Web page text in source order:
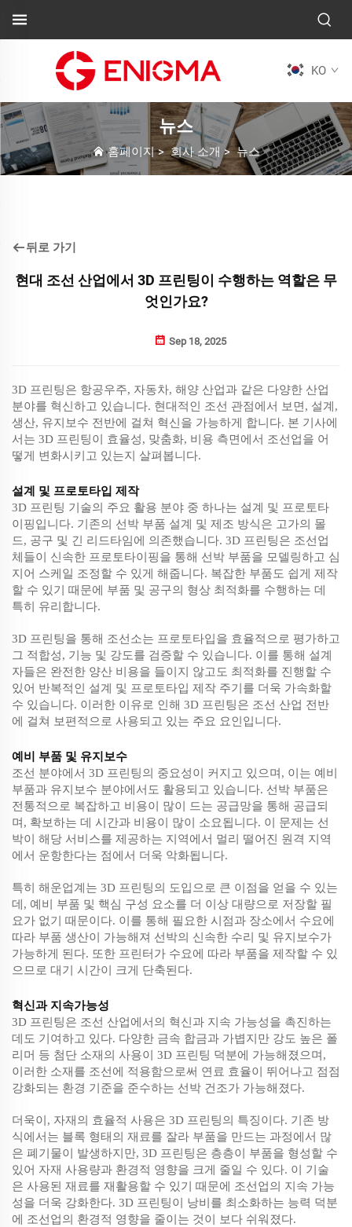
KO
뉴스
홈페이지>회사 소개 >뉴스
뒤로 가기
현대 조선 산업에서 3D 프린팅이 수행하는 역할은 무
엇인가요?
Sep 18, 2025
3D 프린팅은 항공우주, 자동차, 해양 산업과 같은 다양한 산업
분야를 혁신하고 있습니다. 현대적인 조선 관점에서 보면, 설계,
생산, 유지보수 전반에 걸쳐 혁신을 가능하게 합니다. 본 기사에
서는 3D 프린팅이 효율성, 맞춤화, 비용 측면에서 조선업을 어
떻게 변화시키고 있는지 살펴봅니다.
설계 및 프로토타입 제작
3D 프린팅 기술의 주요 활용 분야 중 하나는 설계 및 프로토타
이핑입니다. 기존의 선박 부품 설계 및 제조 방식은 고가의 몰
드, 공구 및 긴 리드타임에 의존했습니다. 3D 프린팅은 조선업
체들이 신속한 프로토타이핑을 통해 선박 부품을 모델링하고 심
지어 스케일 조정할 수 있게 해줍니다. 복잡한 부품도 쉽게 제작
할 수 있기 때문에 부품 및 공구의 형상 최적화를 수행하는 데
특히 유리합니다.
3D 프린팅을 통해 조선소는 프로토타입을 효율적으로 평가하고
그 적합성, 기능 및 강도를 검증할 수 있습니다. 이를 통해 설계
자들은 완전한 양산 비용을 들이지 않고도 최적화를 진행할 수
있어 반복적인 설계 및 프로토타입 제작 주기를 더욱 가속화할
수 있습니다. 이러한 이유로 인해 3D 프린팅은 조선 산업 전반
에 걸쳐 보편적으로 사용되고 있는 주요 요인입니다.
예비 부품 및 유지보수
조선 분야에서 3D 프린팅의 중요성이 커지고 있으며, 이는 예비
부품과 유지보수 분야에서도 활용되고 있습니다. 선박 부품은
전통적으로 복잡하고 비용이 많이 드는 공급망을 통해 공급되
며, 확보하는 데 시간과 비용이 많이 소요됩니다. 이 문제는 선
박이 해당 서비스를 제공하는 지역에서 멀리 떨어진 원격 지역
에서 운항한다는 점에서 더욱 악화됩니다.
특히 해운업계는 3D 프린팅의 도입으로 큰 이점을 얻을 수 있는
데, 예비 부품 및 핵심 구성 요소를 더 이상 대량으로 저장할 필
요가 없기 때문이다. 이를 통해 필요한 시점과 장소에서 수요에
따라 부품 생산이 가능해져 선박의 신속한 수리 및 유지보수가
가능하게 된다. 또한 프린터가 수요에 따라 부품을 제작할 수 있
으므로 대기 시간이 크게 단축된다.
혁신과 지속가능성
3D 프린팅은 조선 산업에서의 혁신과 지속 가능성을 촉진하는
데도 기여하고 있다. 다양한 금속 합금과 가볍지만 강도 높은 폴
리머 등 첨단 소재의 사용이 3D 프린팅 덕분에 가능해졌으며,
이러한 소재를 조선에 적용함으로써 연료 효율이 뛰어나고 점점
강화되는 환경 기준을 준수하는 선박 건조가 가능해졌다.
더욱이, 자재의 효율적 사용은 3D 프린팅의 특징이다. 기존 방
식에서는 블록 형태의 재료를 잘라 부품을 만드는 과정에서 많
은 폐기물이 발생하지만, 3D 프린팅은 층층이 부품을 형성할 수
있어 자재 사용량과 환경적 영향을 크게 줄일 수 있다. 이 기술
은 사용된 재료를 재활용할 수 있기 때문에 조선업의 지속 가능
성을 더욱 강화한다. 3D 프린팅이 낭비를 최소화하는 능력 덕분
에 조선업의 환경적 영향을 줄이는 것이 보다 쉬워졌다.